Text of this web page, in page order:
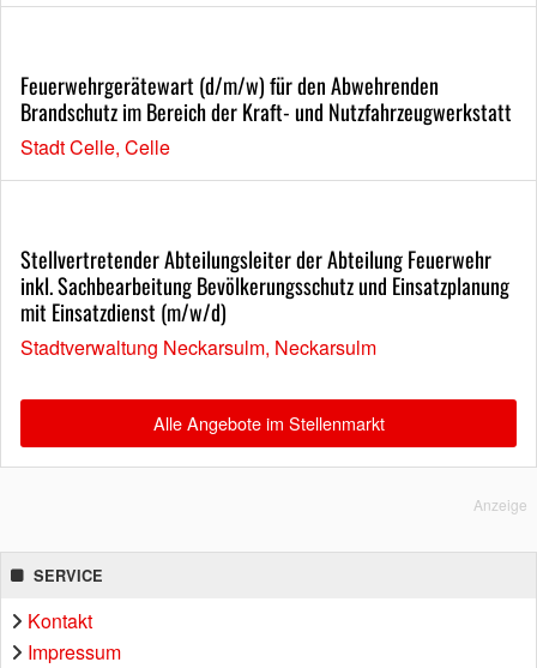
Feuerwehrgerätewart (d/m/w) für den Abwehrenden
Brandschutz im Bereich der Kraft- und Nutzfahrzeugwerkstatt
Stadt Celle, Celle
Stellvertretender Abteilungsleiter der Abteilung Feuerwehr
inkl. Sachbearbeitung Bevölkerungsschutz und Einsatzplanung
mit Einsatzdienst (m/w/d)
Stadtverwaltung Neckarsulm, Neckarsulm
Alle Angebote im Stellenmarkt
Anzeige
SERVICE
Kontakt
Impressum